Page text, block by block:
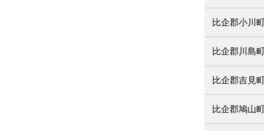
比企郡小川
比企郡川島
比企郡吉見
比企郡鳩山